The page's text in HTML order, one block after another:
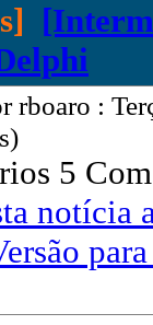
rboaro :
5